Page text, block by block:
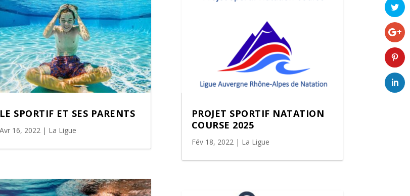
LE SPORTIF ET SES PARENTS
Avr 16, 2022 | La Ligue
PROJET SPORTIF NATATION
COURSE 2025
Fév 18, 2022 | La Ligue